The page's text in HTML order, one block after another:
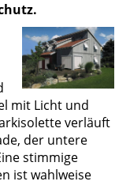
mit Licht und
verläuft
der untere
stimmige
ist wahlweise